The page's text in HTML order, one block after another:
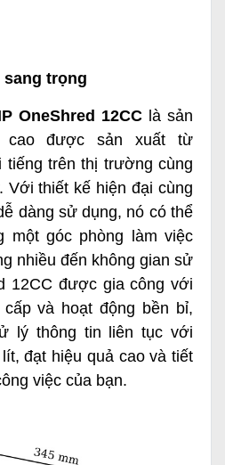
sang trọng
OneShred 12CClà sản
cao được sản xuất từ
trên thị trường cùng
Với thiết kế hiện đại cùng
dàng sử dụng, nó có thể
một góc phòng làm việc
nhiều đến không gian sử
12CC được gia công với
và hoạt động bền bỉ,
lý thông tin liên tục với
đạt hiệu quả cao và tiết
việc của bạn.